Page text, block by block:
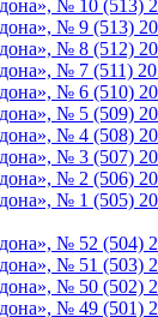
№ 10 (513)
№ 9 (513)
№ 8 (512)
№ 7 (511)
№ 6 (510)
№ 5 (509)
№ 4 (508)
№ 3 (507)
№ 2 (506)
№ 1 (505)
№ 52 (504)
№ 51 (503)
№ 50 (502)
№ 49 (501)